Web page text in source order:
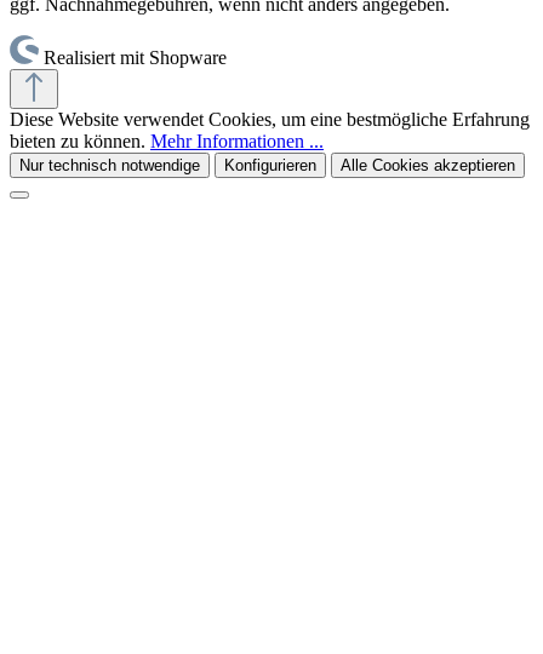
Realisiert mit Shopware
Diese Website verwendet Cookies, um eine bestmögliche Erfahrung
bieten zu können. Mehr Informationen ...
Nur technisch notwendige Konfigurieren Alle Cookies akzeptieren